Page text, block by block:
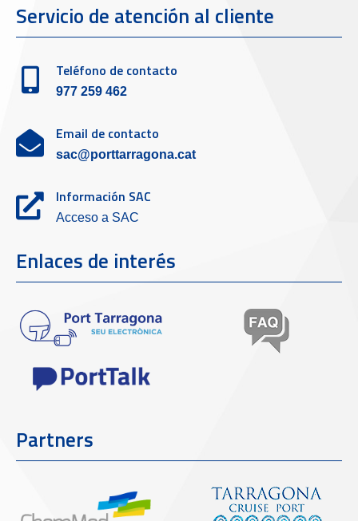
Servicio de atención al cliente
Teléfono de contacto
977 259 462
Email de contacto
sac@porttarragona.cat
Información SAC
Acceso a SAC
Enlaces de interés
Partners